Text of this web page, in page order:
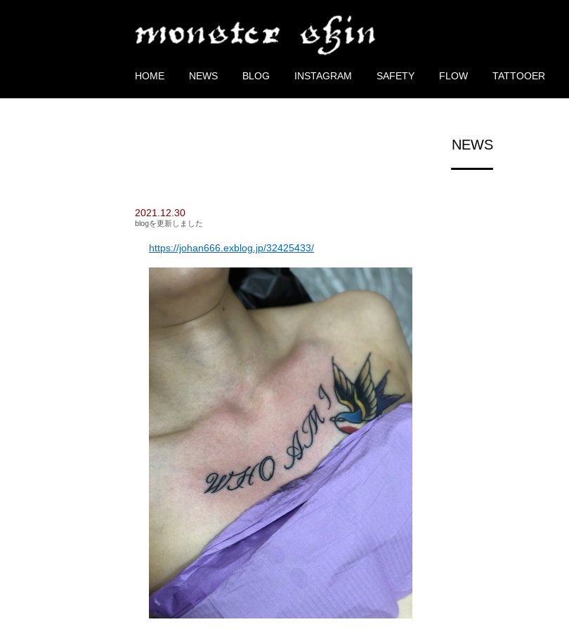
HOME NEWS BLOG INSTAGRAM SAFETY FLOW TATTOOER
NEWS
2021.12.30
blogを更新しました
https://johan666.exblog.jp/32425433/